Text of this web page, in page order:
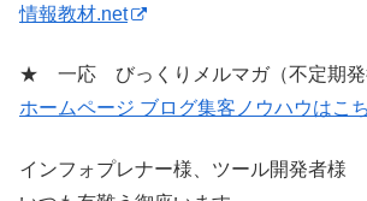
情報教材.net
★ 一応 びっくりメルマガ（不定期発
ホームページ ブログ集客ノウハウはこ
インフォプレナー様、ツール開発者様